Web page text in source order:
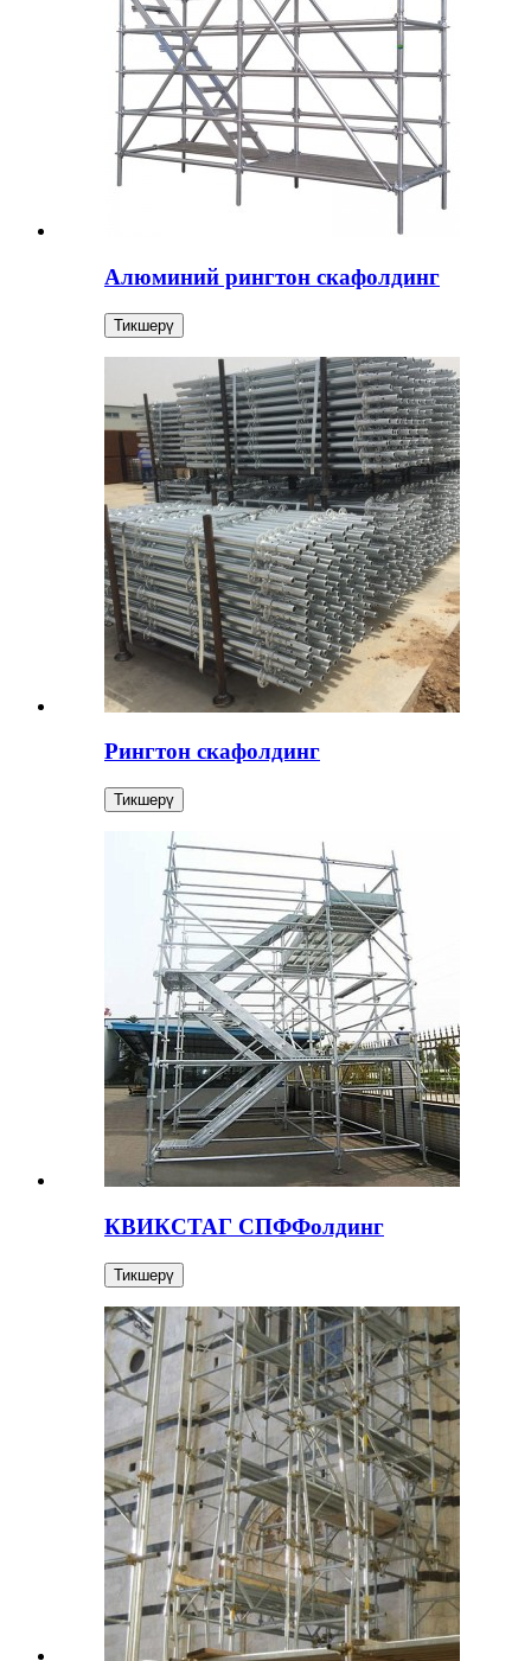
Алюминий рингтон скафолдинг
Тикшерү
Рингтон скафолдинг
Тикшерү
КВИКСТАГ СПФФолдинг
Тикшерү